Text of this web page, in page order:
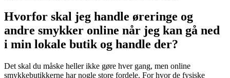
Hvorfor skal jeg handle øreringe og
andre smykker online når jeg kan gå ned
i min lokale butik og handle der?
Det skal du måske heller ikke gøre hver gang, men online
smykkebutikkerne har nogle store fordele. For hvor de fysiske